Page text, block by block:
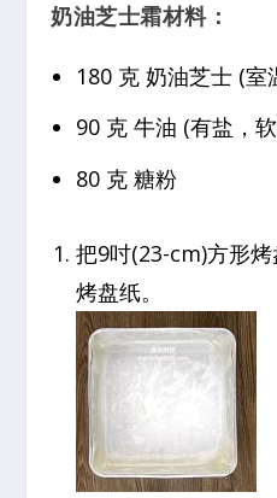
奶油芝士霜材料：
180 克 奶油芝士 (
90 克 牛油 (有盐，
80 克 糖粉
把9吋(23-cm)方形
烤盘纸。